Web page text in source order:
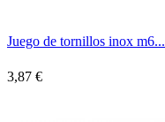
Juego de tornillos inox m6...
3,87 €